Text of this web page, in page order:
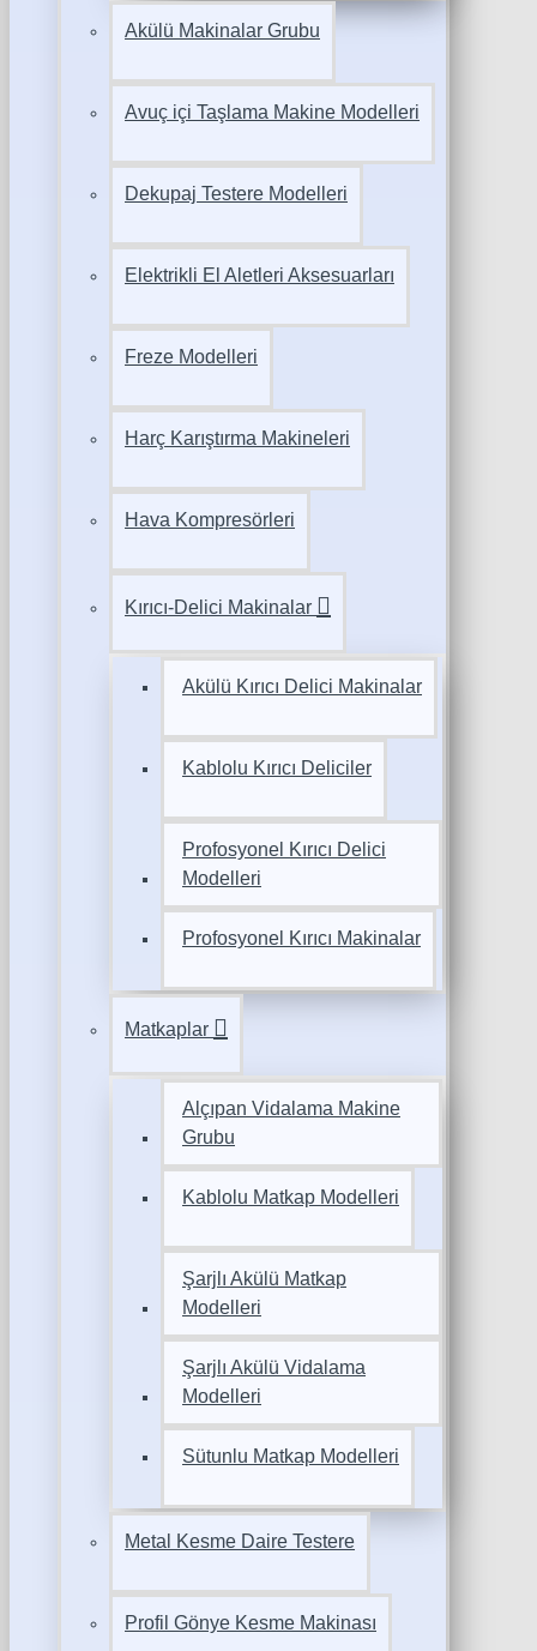
Akülü Makinalar Grubu
Avuç içi Taşlama Makine Modelleri
Dekupaj Testere Modelleri
Elektrikli El Aletleri Aksesuarları
Freze Modelleri
Harç Karıştırma Makineleri
Hava Kompresörleri
Kırıcı-Delici Makinalar
Akülü Kırıcı Delici Makinalar
Kablolu Kırıcı Deliciler
Profosyonel Kırıcı Delici
Modelleri
Profosyonel Kırıcı Makinalar
Matkaplar
Alçıpan Vidalama Makine
Grubu
Kablolu Matkap Modelleri
Şarjlı Akülü Matkap
Modelleri
Şarjlı Akülü Vidalama
Modelleri
Sütunlu Matkap Modelleri
Metal Kesme Daire Testere
Profil Gönye Kesme Makinası